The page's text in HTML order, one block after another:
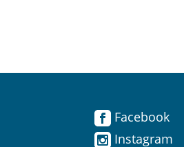
Facebook
Instagram